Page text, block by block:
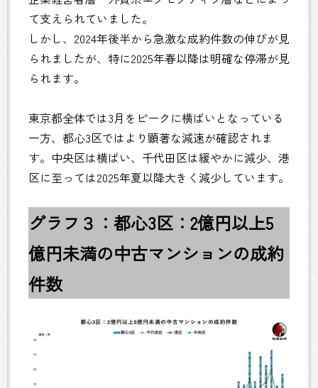
て支えられていました。
しかし、2024年後半から急激な成約件数の伸びが見
られましたが、特に2025年春以降は明確な停滞が見
られます。
東京都全体では3月をピークに横ばいとなっている
一方、都心3区ではより顕著な減速が確認されま
す。中央区は横ばい、千代田区は緩やかに減少、港
区に至っては2025年夏以降大きく減少しています。
グラフ３：都心3区：2億円以上5
億円未満の中古マンションの成約
件数